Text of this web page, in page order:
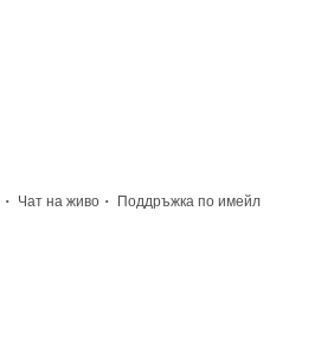
· Чат на живо · Поддръжка по имейл